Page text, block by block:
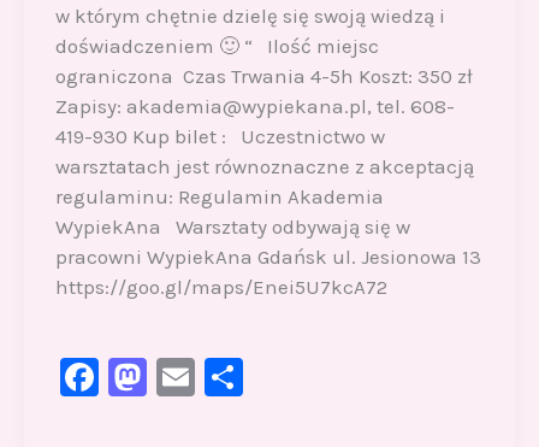
w którym chętnie dzielę się swoją wiedzą i
doświadczeniem 🙂 “ Ilość miejsc
ograniczona Czas Trwania 4-5h Koszt: 350 zł
Zapisy: akademia@wypiekana.pl, tel. 608-
419-930 Kup bilet : Uczestnictwo w
warsztatach jest równoznaczne z akceptacją
regulaminu: Regulamin Akademia
WypiekAna Warsztaty odbywają się w
pracowni WypiekAna Gdańsk ul. Jesionowa 13
https://goo.gl/maps/Enei5U7kcA72
F
M
E